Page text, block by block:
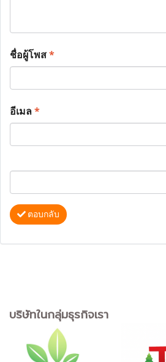
ชื่อผู้โพส*
อีเมล*
ตอบกลับ
บริษัทในกลุ่มธุรกิจเรา